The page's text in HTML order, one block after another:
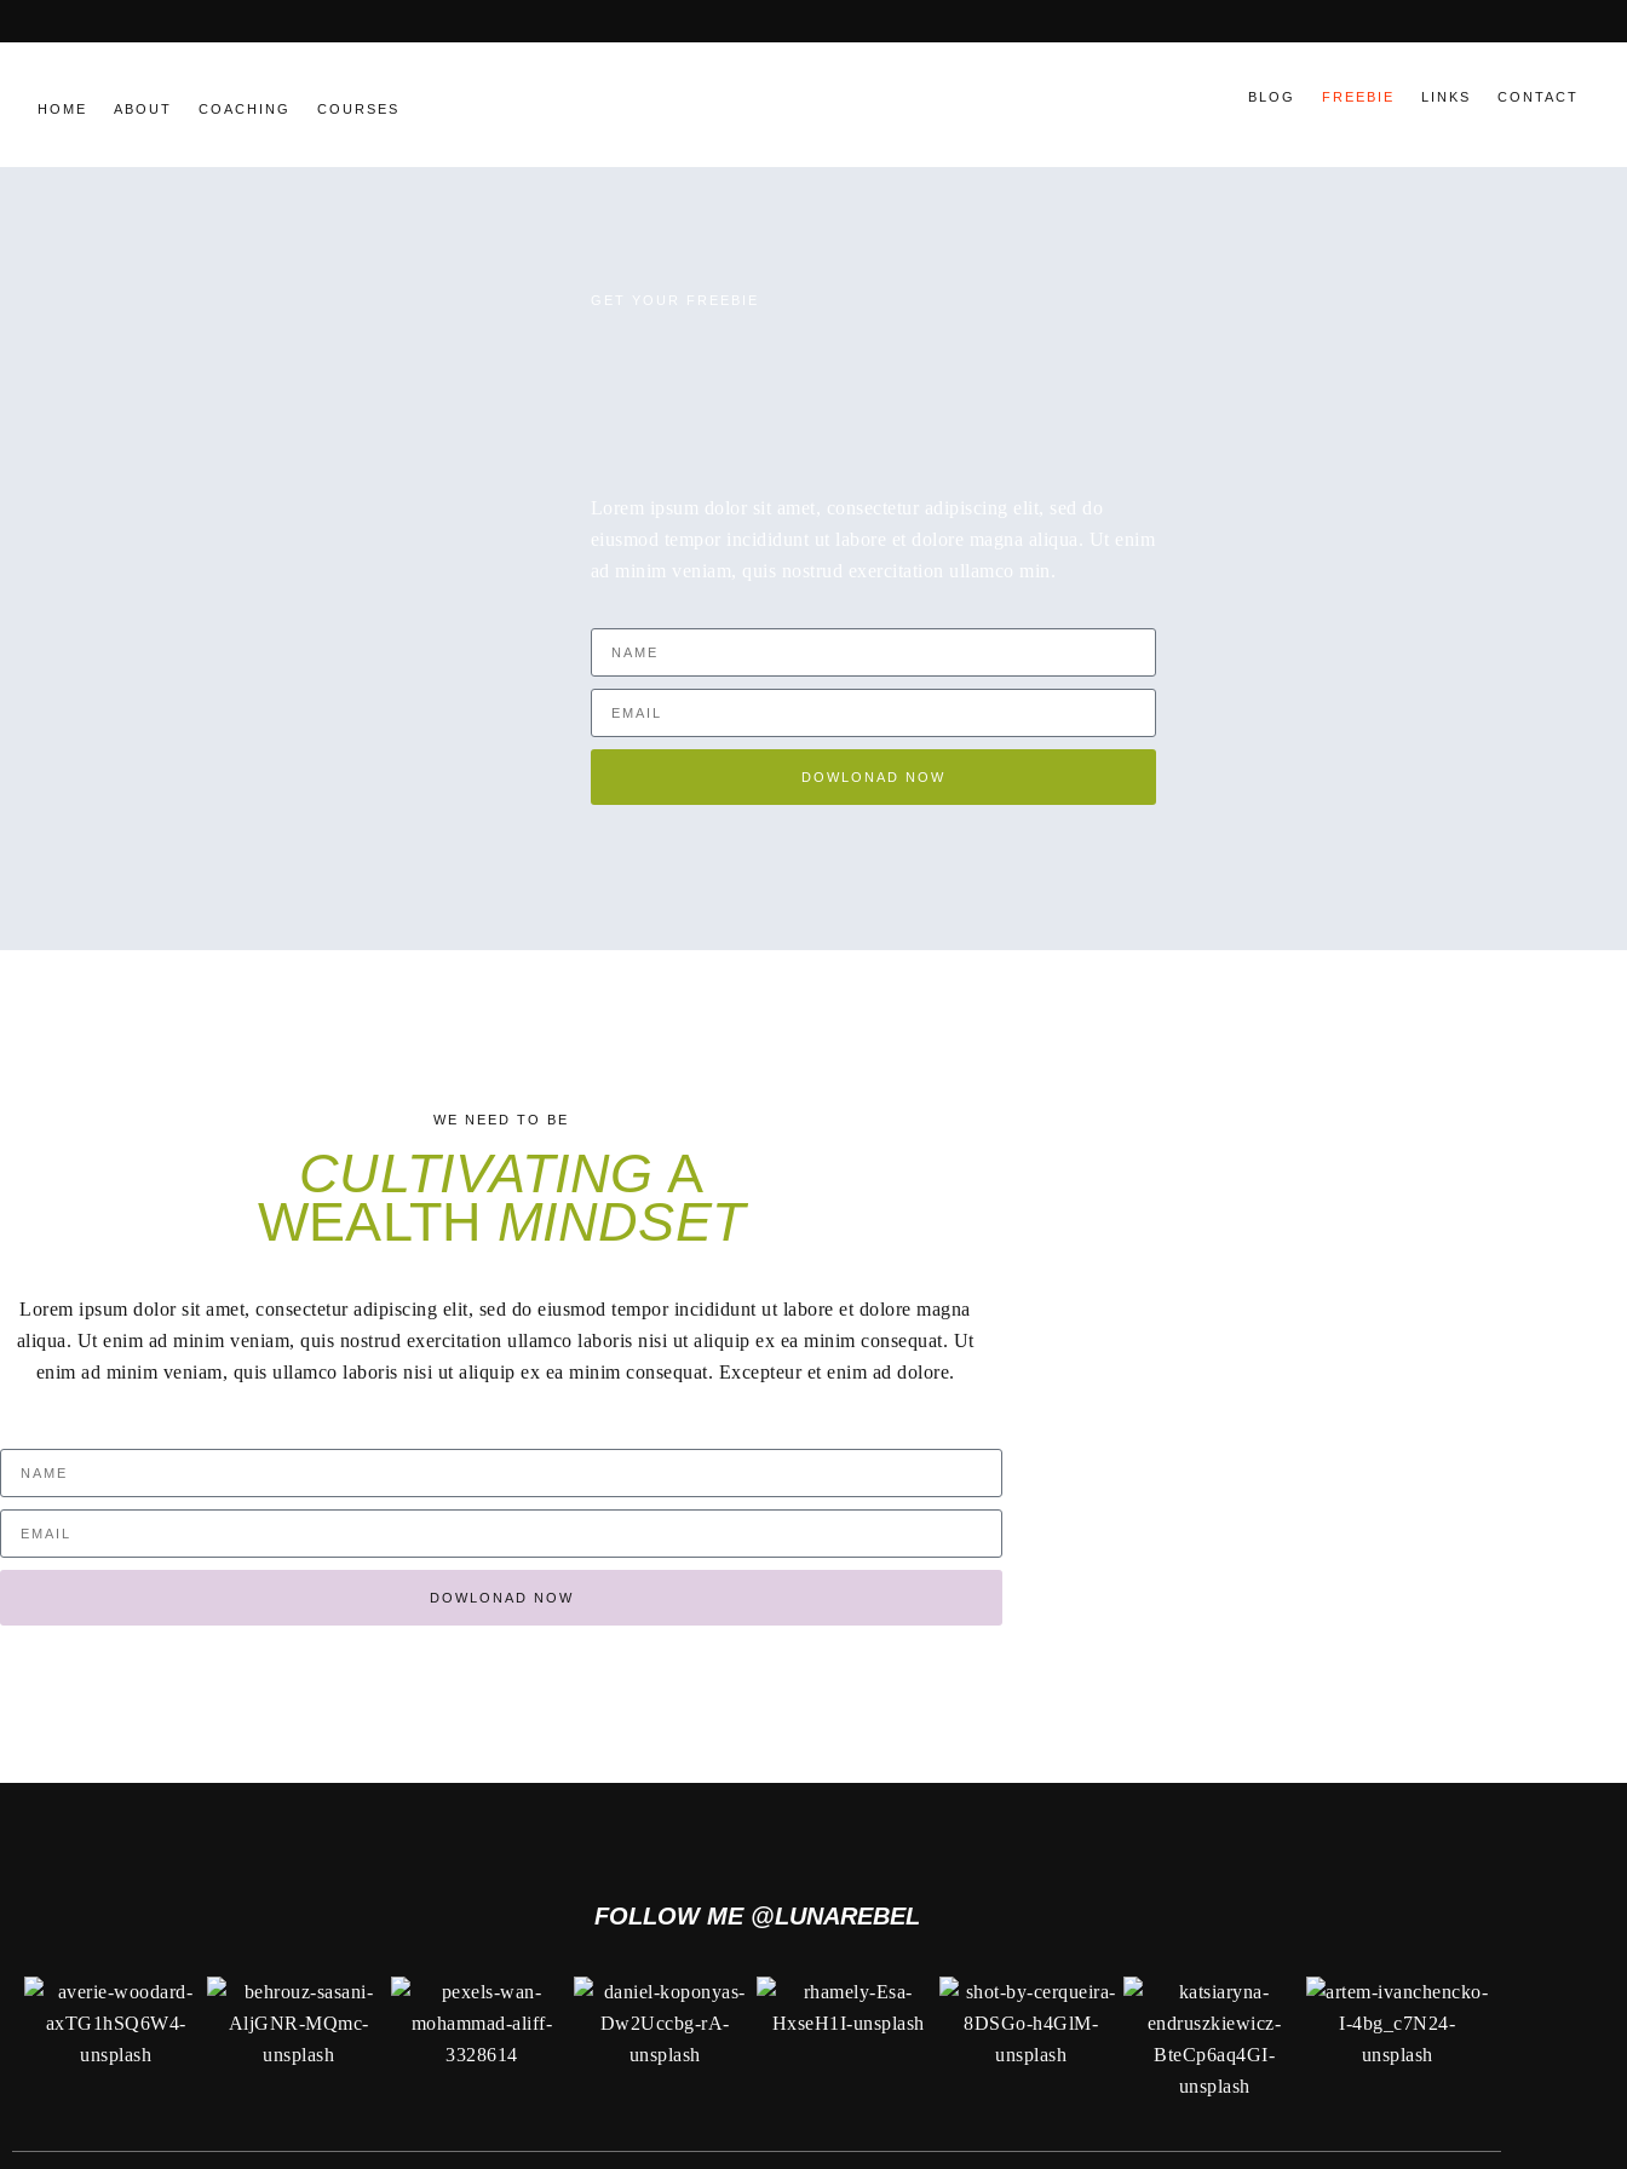
HOME ABOUT COACHING COURSES
BLOG FREEBIE LINKS CONTACT
GET YOUR FREEBIE
Lorem ipsum dolor sit amet, consectetur adipiscing elit, sed do
eiusmod tempor incididunt ut labore et dolore magna aliqua. Ut enim
ad minim veniam, quis nostrud exercitation ullamco min.
DOWLONAD NOW
WE NEED TO BE
CULTIVATING A
WEALTH MINDSET
Lorem ipsum dolor sit amet, consectetur adipiscing elit, sed do eiusmod tempor incididunt ut labore et dolore magna
aliqua. Ut enim ad minim veniam, quis nostrud exercitation ullamco laboris nisi ut aliquip ex ea minim consequat. Ut
enim ad minim veniam, quis ullamco laboris nisi ut aliquip ex ea minim consequat. Excepteur et enim ad dolore.
DOWLONAD NOW
FOLLOW ME @LUNAREBEL